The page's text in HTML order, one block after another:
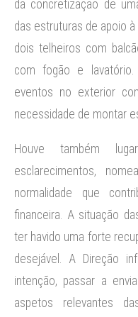
da concretização de
das estruturas de apoio
dois telheiros com
com fogão e
eventos no exterior
necessidade de montar
Houve também
esclarecimentos,
normalidade que
financeira. A situação
ter havido uma forte
desejável. A Direção
intenção, passar a
aspetos relevantes